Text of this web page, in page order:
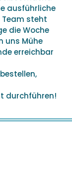
ausführliche
Team steht
die Woche
uns Mühe
erreichbar
durchführen!